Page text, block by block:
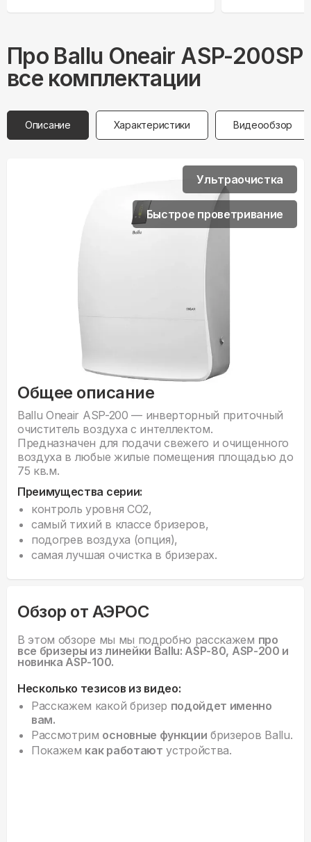
Про Ballu Oneair ASP-200SP
все комплектации
Описание Характеристики Видеообзор
Общее описание
Ballu Oneair ASP-200 — инверторный приточный
очиститель воздуха с интеллектом.
Предназначен для подачи свежего и очищенного
воздуха в любые жилые помещения площадью до
75 кв.м.
Преимущества серии:
контроль уровня СО2,
самый тихий в классе бризеров,
подогрев воздуха (опция),
самая лучшая очистка в бризерах.
Ультраочистка
Быстрое проветривание
Обзор от АЭРОС
В этом обзоре мы мы подробно расскажем про
все бризеры из линейки Ballu: ASP-80, ASP-200 и
новинка ASP-100.
Несколько тезисов из видео:
Расскажем какой бризер подойдет именно
вам.
Рассмотрим основные функции бризеров Ballu.
Покажем как работают устройства.